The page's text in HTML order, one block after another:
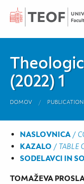
(2022) 1
DOMOV
NASLOVNICA /
KAZALO / TABLE
SODELAVCI IN
TOMAŽEVA